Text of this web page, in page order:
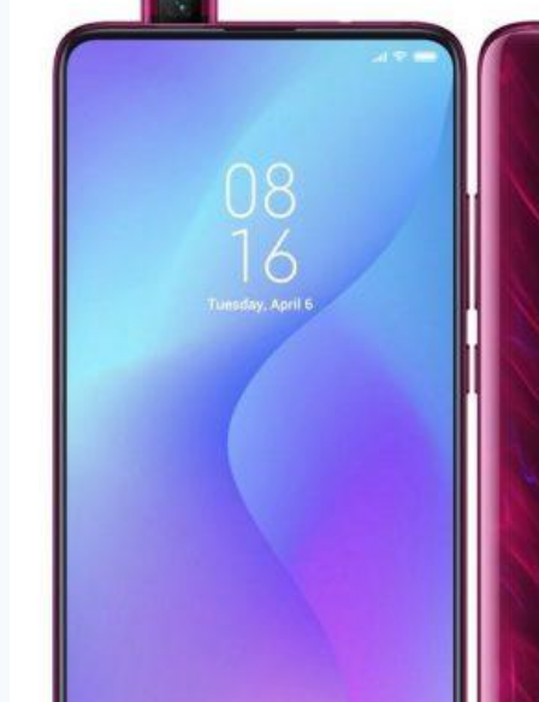
Dual